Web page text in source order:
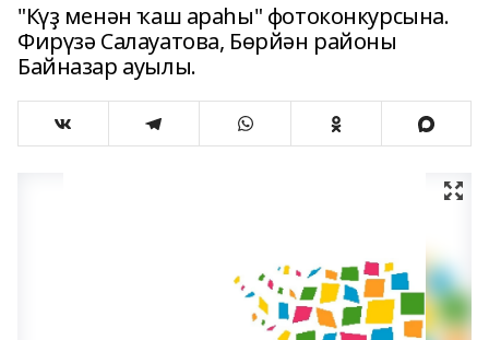
"Күҙ менән ҡаш араһы" фотоконкурсына.
Фирүзә Салауатова, Бөрйән районы
Байназар ауылы.